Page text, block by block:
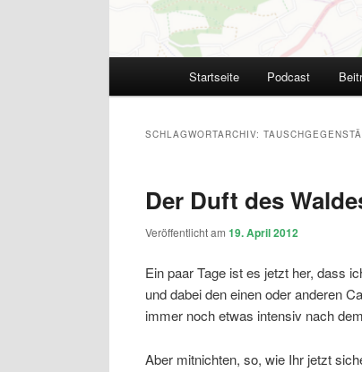
Startseite Podcast
SCHLAGWORTARCHIV:
Der Duft des
Veröffentlicht am 19. April 2012
Ein paar Tage ist es jetzt her, dass
und dabei den einen oder anderen
immer noch etwas intensiv nach
Aber mitnichten, so, wie Ihr jetzt